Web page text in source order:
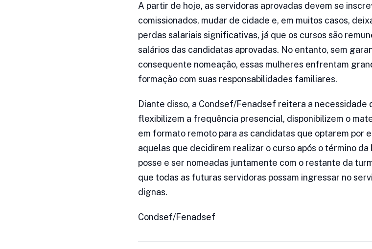
A partir de hoje, as servidoras aprovadas devem se
comissionados, mudar de cidade e, em muitos casos,
perdas salariais significativas, já que os cursos são
salários das candidatas aprovadas. No entanto, sem
consequente nomeação, essas mulheres enfrentam
formação com suas responsabilidades familiares.
Diante disso, a Condsef/Fenadsef reitera a necessidade
flexibilizem a frequência presencial, disponibilizem o
em formato remoto para as candidatas que optarem por
aquelas que decidirem realizar o curso após o término
posse e ser nomeadas juntamente com o restante da
que todas as futuras servidoras possam ingressar no
dignas.
Condsef/Fenadsef